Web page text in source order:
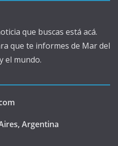
que buscas está acá.
que te informes de Mar del
el mundo.
Argentina